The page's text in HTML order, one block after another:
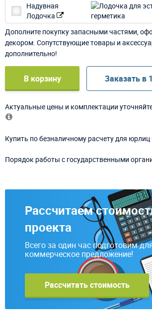
Надувная
Лодочка
Дополните покупку запасными частями,
декором. Сопутствующие товары и
дополнительно!
В корзину Заказать в
Актуальные цены и комплектации
Купить по безналичному расчету для юрлиц
Порядок работы с государственными
Рассчитаем
проекта
Всего за один час подготовим
коммерческое предложение!
Рассчитать стоимость